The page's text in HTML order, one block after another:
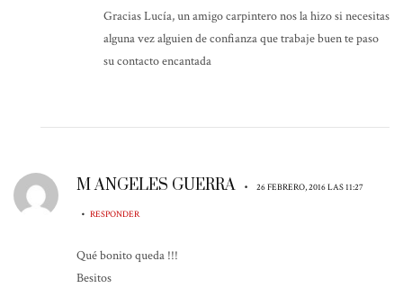
Gracias Lucía, un amigo carpintero nos la hizo si necesitas
alguna vez alguien de confianza que trabaje buen te paso
su contacto encantada
M ANGELES GUERRA • 26 FEBRERO, 2016 LAS 11:27
• RESPONDER
Qué bonito queda !!!
Besitos